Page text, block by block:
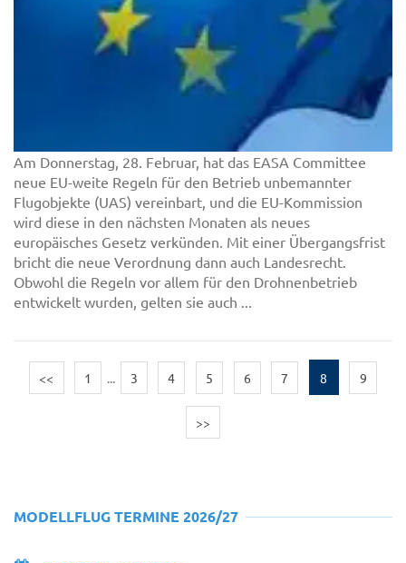
Am Donnerstag, 28. Februar, hat das EASA Committee
neue EU-weite Regeln für den Betrieb unbemannter
Flugobjekte (UAS) vereinbart, und die EU-Kommission
wird diese in den nächsten Monaten als neues
europäisches Gesetz verkünden. Mit einer Übergangsfrist
bricht die neue Verordnung dann auch Landesrecht.
Obwohl die Regeln vor allem für den Drohnenbetrieb
entwickelt wurden, gelten sie auch ...
<< 1 ... 3 4 5 6 7 8 9
>>
MODELLFLUG TERMINE 2026/27